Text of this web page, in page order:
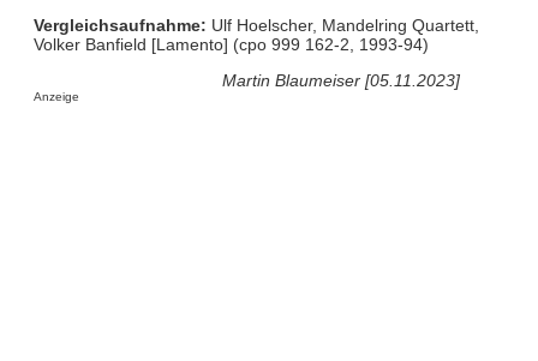
Vergleichsaufnahme: Ulf Hoelscher, Mandelring Quartett,
Volker Banfield [Lamento] (cpo 999 162-2, 1993-94)
Martin Blaumeiser [05.11.2023]
Anzeige